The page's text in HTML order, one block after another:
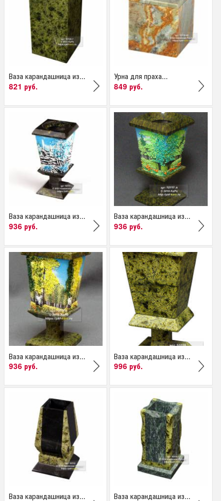
Ваза карандашница из...
821 руб.
Урна для праха...
849 руб.
Ваза карандашница из...
936 руб.
Ваза карандашница из...
936 руб.
Ваза карандашница из...
936 руб.
Ваза карандашница из...
996 руб.
Ваза карандашница из...
Ваза карандашница из...